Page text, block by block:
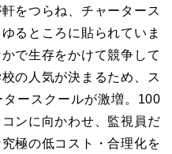
をつらね、チャータース
るところに貼られていま
で生存をかけて競争して
の人気が決まるため、ス
ースクールが激増。100
ンに向かわせ、監視員だ
極の低コスト・合理化を